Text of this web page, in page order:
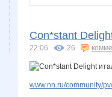
Con*stant
22:06 26
www.nn.ru/community/